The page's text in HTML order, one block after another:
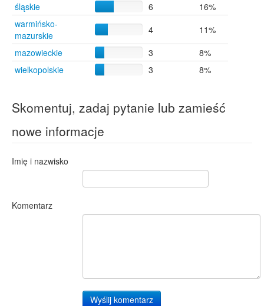
śląskie
6
16%
warmińsko-
mazurskie
4
11%
mazowieckie
3
8%
wielkopolskie
3 8%
Skomentuj, zadaj pytanie lub zamieść
nowe informacje
Imię i nazwisko
Komentarz
Wyślij komentarz